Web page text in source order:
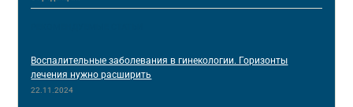
Воспалительные заболевания в гинекологии. Горизонты
лечения нужно расширить
22.11.2024